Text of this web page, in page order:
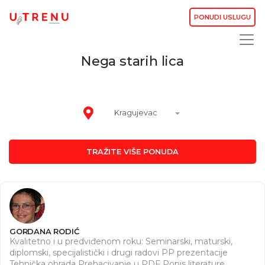
PONUDI USLUGU
Nega starih lica
Kragujevac
TRAŽITE VIŠE PONUDA
GORDANA RODIĆ
Kvalitetno i u predviđenom roku: Seminarski, maturski,
diplomski, specijalistički i drugi radovi PP prezentacije